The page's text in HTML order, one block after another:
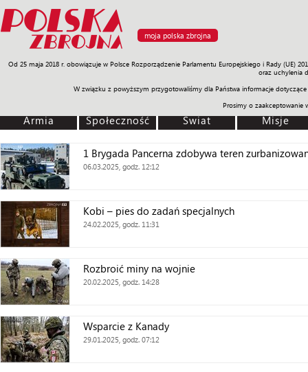
moja polska zbrojna
Od 25 maja 2018 r. obowiązuje w Polsce Rozporządzenie Parlamentu Europejskiego i Rady
oraz uchylenia
W związku z powyższym przygotowaliśmy dla Państwa informacje
Prosimy o
Armia Poligon Sprzęt Misje Polityka Prawo Świat
Armia Społeczność Świat Misje
1 Brygada Pancerna zdobywa teren
06.03.2025, godz. 12:12
Kobi – pies do zadań specjalnych
24.02.2025, godz. 11:31
Rozbroić miny na wojnie
20.02.2025, godz. 14:28
Wsparcie z Kanady
29.01.2025, godz. 07:12